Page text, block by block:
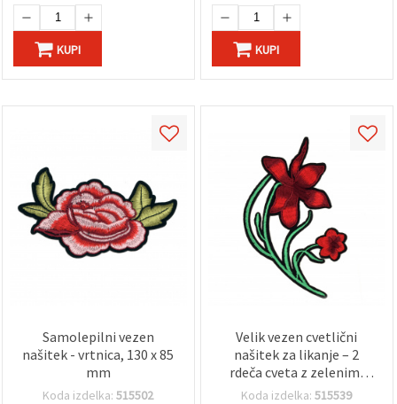
KUPI KUPI
Samolepilni vezen
našitek - vrtnica, 130 x 85
mm
Koda izdelka:515502
Velik vezen cvetlični
našitek za likanje – 2
rdeča cveta z zelenimi
stebli, za oblačila, jakne,
Koda izdelka:515539